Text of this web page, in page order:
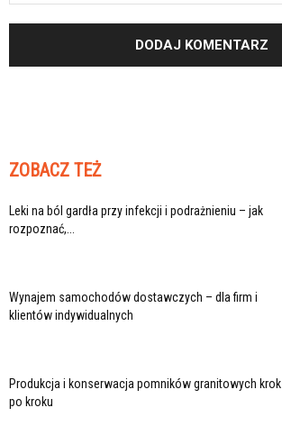
ZOBACZ TEŻ
Leki na ból gardła przy infekcji i podrażnieniu – jak
rozpoznać,...
Wynajem samochodów dostawczych – dla firm i
klientów indywidualnych
Produkcja i konserwacja pomników granitowych krok
po kroku